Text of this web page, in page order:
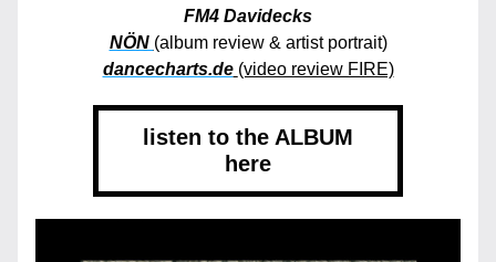
FM4 Davidecks
NÖN (album review & artist portrait)
dancecharts.de (video review FIRE)
listen to the ALBUM
here